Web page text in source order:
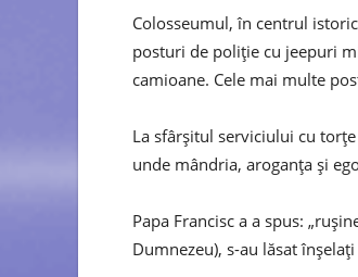
Colosseumul, în centrul
posturi de poliție cu jeepuri
camioane. Cele mai multe
La sfârșitul serviciului cu
unde mândria, aroganța și
Papa Francisc a a spus:
Dumnezeu), s-au lăsat